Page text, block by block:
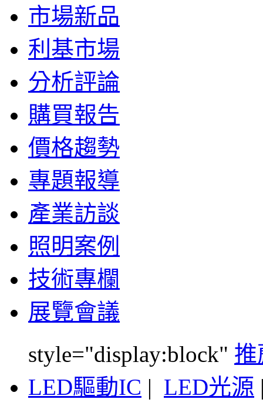
市場新品
利基市場
分析評論
購買報告
價格趨勢
專題報導
產業訪談
照明案例
技術專欄
展覽會議
style="display:block" 推
LED驅動IC | LED光源